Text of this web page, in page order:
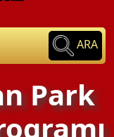
ARA
Park